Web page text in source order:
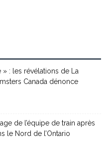
» : les révélations de La
Canada dénonce
de l’équipe de train après
le Nord de l’Ontario